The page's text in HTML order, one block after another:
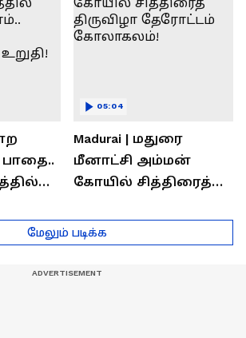
Madurai | மதுரை
மீனாட்சி அம்மன்
கோயில் சித்திரைத்
கோலாகலம்!
05:04
மேலும் படிக்க